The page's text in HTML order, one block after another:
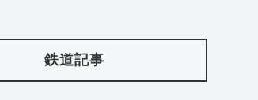
鉄道記事